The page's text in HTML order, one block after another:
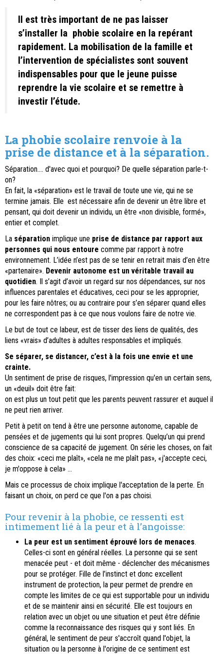
Il est très important de ne pas laisser
s’installer la phobie scolaire en la repérant
rapidement. La mobilisation de la famille et
l’intervention de spécialistes sont souvent
indispensables pour que le jeune puisse
reprendre la vie scolaire et se remettre à
investir l’étude.
La phobie scolaire renvoie à la
prise de distance et à la séparation.
Séparation.... d'avec quoi et pourquoi? De quelle séparation parle-t-
on?
En fait, la «séparation» est le travail de toute une vie, qui ne se
termine jamais. Elle est nécessaire afin de devenir un être libre et
pensant, qui doit devenir un individu, un être «non divisible, formé»,
entier et complet.
La séparation implique une prise de distance par rapport aux
personnes qui nous entoure comme par rapport à notre
environnement. L’idée n’est pas de se tenir en retrait mais d’en être
«partenaire». Devenir autonome est un véritable travail au
quotidien. Il s’agit d’avoir un regard sur nos dépendances, sur nos
influences parentales et éducatives, ceci pour se les approprier,
pour les faire nôtres; ou au contraire pour s’en séparer quand elles
ne correspondent pas à ce que nous voulons faire de notre vie.
Le but de tout ce labeur, est de tisser des liens de qualités, des
liens «vrais» d’adultes à adultes responsables et impliqués.
Se séparer, se distancer, c’est à la fois une envie et une
crainte.
Un sentiment de prise de risques, l'impression qu'en un certain sens,
un «deuil» doit être fait:
on est plus un tout petit que les parents peuvent rassurer et auquel il
ne peut rien arriver.
Petit à petit on tend à être une personne autonome, capable de
pensées et de jugements qui lui sont propres. Quelqu’un qui prend
conscience de sa capacité de jugement. On série les choses, on fait
des choix: «ceci me plaît», «cela ne me plaît pas», «j'accepte ceci,
je m'oppose à cela» …
Mais ce processus de choix implique l'acceptation de la perte. En
faisant un choix, on perd ce que l'on a pas choisi.
Pour revenir à la phobie, ce ressenti est
intimement lié à la peur et à l’angoisse:
La peur est un sentiment éprouvé lors de menaces.
Celles-ci sont en général réelles. La personne qui se sent
menacée peut - et doit même - déclencher des mécanismes
pour se protéger. Fille de l’instinct et donc excellent
instrument de protection, la peur permet de prendre en
compte les limites de ce qui est supportable pour un individu
et de se maintenir ainsi en sécurité. Elle est toujours en
relation avec un objet ou une situation et peut être définie
comme la reconnaissance des risques qui y sont liés. En
général, le sentiment de peur s'accroît quand l'objet, la
situation ou la personne à l'origine de ce sentiment est